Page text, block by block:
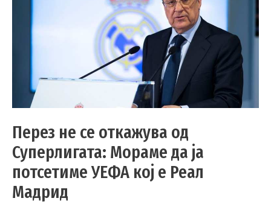
Перез не се откажува од
Суперлигата: Мораме да ја
потсетиме УЕФА кој е Реал
Мадрид